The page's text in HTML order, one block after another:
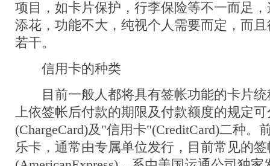
项目，如卡片保护，行李保险等不一而足
添花，功能不大，纯视个人需要而定，而
若干。
信用卡的种类
目前一般人都将具有签帐功能的卡片统
上依签帐后付款的期限及付款额度的规定
(ChargeCard)及"信用卡"(CreditCard)二种。
乐卡，通常由专属单位发行，目前常见的